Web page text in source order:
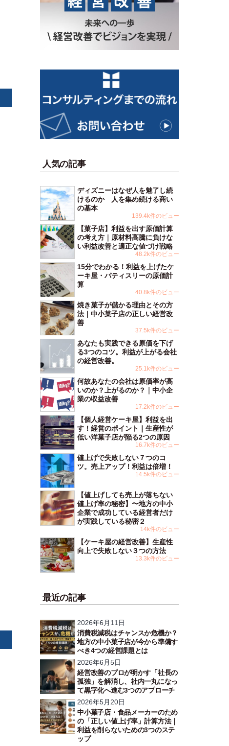
人気の記事
ディズニーはなぜ人を魅了し続
けるのか 人を集め続ける商い
の基本
139.4k件のビュー
【菓子店】利益を出す原価計算
の考え方｜原材料高騰に負けな
い利益改善と適正な値づけ戦略
48.2k件のビュー
15分でわかる！利益を上げたケ
ーキ屋・パティスリーの原価計
算
40.8k件のビュー
焼き菓子が儲かる理由とその方
法｜中小菓子店の正しい経営改
善
37.5k件のビュー
あなたも実践できる原価を下げ
る3つのコツ。利益が上がる会社
の経営改善。
25.1k件のビュー
何故あなたの会社は原価率が高
いのか？上がるのか？｜中小企
業の収益改善
17.2k件のビュー
【個人経営ケーキ屋】利益を出
す！経営のポイント｜生産性が
低い洋菓子店が陥る2つの原因
16.7k件のビュー
値上げで失敗しない７つのコ
ツ。売上アップ！利益は倍増！
14.5k件のビュー
【値上げしても売上が落ちない
値上げ率の秘密】〜地方の中小
企業で成功している経営者だけ
が実践している秘密２
14k件のビュー
【ケーキ屋の経営改善】生産性
向上で失敗しない３つの方法
13.3k件のビュー
最近の記事
2026年6月11日
消費税減税はチャンスか危機か？
地方の中小菓子店が今から準備す
べき4つの経営課題とは
2026年6月5日
経営改善のプロが明かす「社長の
孤独」を解消し、社内一丸になっ
て黒字化へ進む3つのアプローチ
2026年5月20日
中小菓子店・食品メーカーのため
の「正しい値上げ率」計算方法｜
利益を削らないための3つのステ
ップ